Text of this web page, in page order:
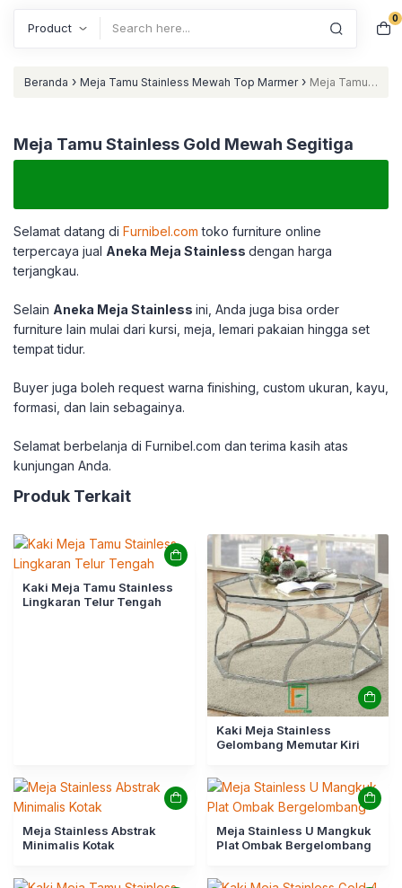
0
Beranda › Meja Tamu Stainless Mewah Top Marmer › Meja Tamu
Meja Tamu Stainless Gold Mewah Segitiga
Selamat datang di Furnibel.com toko furniture online
terpercaya jual Aneka Meja Stainless dengan harga
terjangkau.
Selain Aneka Meja Stainless ini, Anda juga bisa order
furniture lain mulai dari kursi, meja, lemari pakaian hingga set
tempat tidur.
Buyer juga boleh request warna finishing, custom ukuran, kayu,
formasi, dan lain sebagainya.
Selamat berbelanja di Furnibel.com dan terima kasih atas
kunjungan Anda.
Produk Terkait
Kaki Meja Tamu Stainless
Lingkaran Telur Tengah
Kaki Meja Stainless
Gelombang Memutar Kiri
Meja Stainless Abstrak
Minimalis Kotak
Meja Stainless U Mangkuk
Plat Ombak Bergelombang